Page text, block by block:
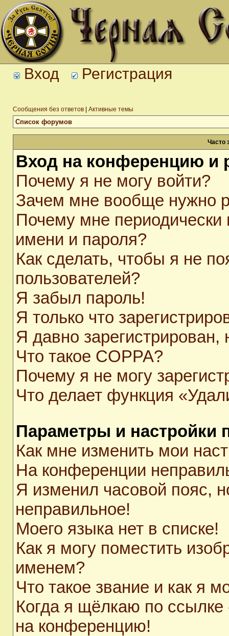
Вход Регистрация
Сообщения без ответов Активные темы
Список форумов
Часто
Вход на конференцию и
Почему я не могу войти?
Зачем мне вообще нужно
Почему мне периодически
имени и пароля?
Как сделать, чтобы я не
пользователей?
Я забыл пароль!
Я только что
Я давно
Что такое COPPA?
Почему я не могу
Что делает функция
Параметры и настройки
Как мне изменить мои
На конференции
Я изменил часовой пояс,
неправильное!
Моего языка нет в списке!
Как я могу поместить
именем?
Что такое звание и как я
Когда я щёлкаю по ссылке
на конференцию!